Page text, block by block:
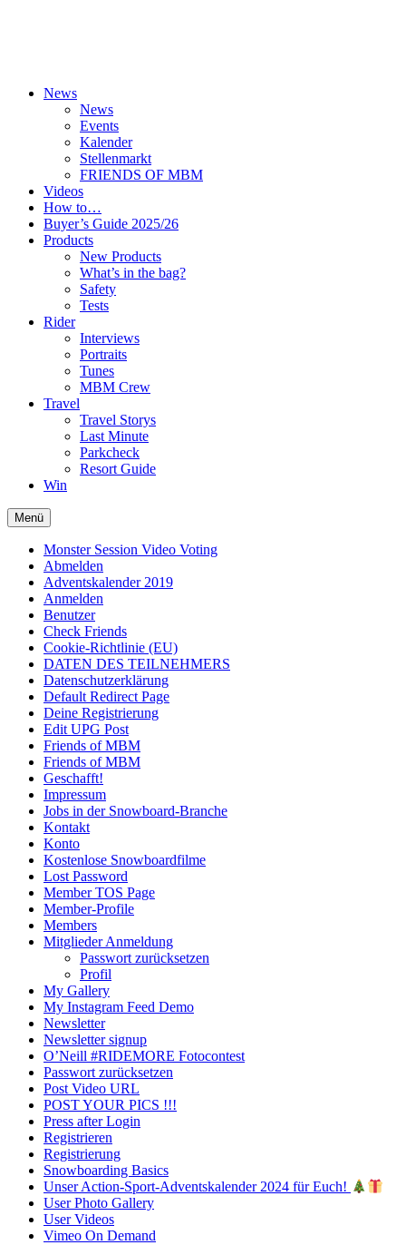
News
News
Events
Kalender
Stellenmarkt
FRIENDS OF MBM
Videos
How to…
Buyer’s Guide 2025/26
Products
New Products
What’s in the bag?
Safety
Tests
Rider
Interviews
Portraits
Tunes
MBM Crew
Travel
Travel Storys
Last Minute
Parkcheck
Resort Guide
Win
Menü
Monster Session Video Voting
Abmelden
Adventskalender 2019
Anmelden
Benutzer
Check Friends
Cookie-Richtlinie (EU)
DATEN DES TEILNEHMERS
Datenschutzerklärung
Default Redirect Page
Deine Registrierung
Edit UPG Post
Friends of MBM
Friends of MBM
Geschafft!
Impressum
Jobs in der Snowboard-Branche
Kontakt
Konto
Kostenlose Snowboardfilme
Lost Password
Member TOS Page
Member-Profile
Members
Mitglieder Anmeldung
Passwort zurücksetzen
Profil
My Gallery
My Instagram Feed Demo
Newsletter
Newsletter signup
O’Neill #RIDEMORE Fotocontest
Passwort zurücksetzen
Post Video URL
POST YOUR PICS !!!
Press after Login
Registrieren
Registrierung
Snowboarding Basics
Unser Action-Sport-Adventskalender 2024 für Euch!
User Photo Gallery
User Videos
Vimeo On Demand